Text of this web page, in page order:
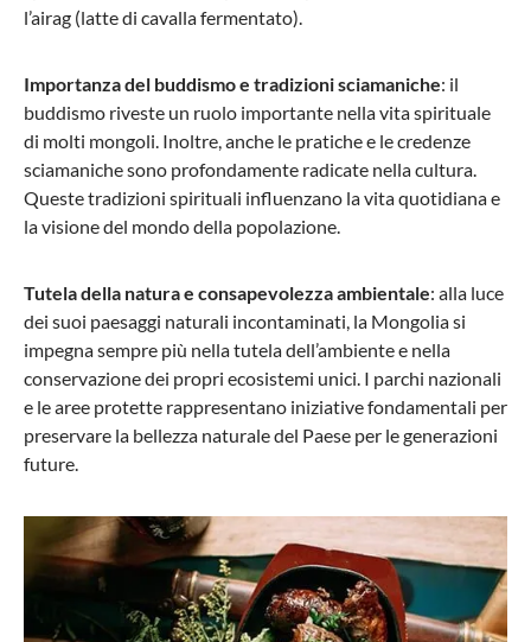
l’airag (latte di cavalla fermentato).
Importanza del buddismo e tradizioni sciamaniche: il
buddismo riveste un ruolo importante nella vita spirituale
di molti mongoli. Inoltre, anche le pratiche e le credenze
sciamaniche sono profondamente radicate nella cultura.
Queste tradizioni spirituali influenzano la vita quotidiana e
la visione del mondo della popolazione.
Tutela della natura e consapevolezza ambientale: alla luce
dei suoi paesaggi naturali incontaminati, la Mongolia si
impegna sempre più nella tutela dell’ambiente e nella
conservazione dei propri ecosistemi unici. I parchi nazionali
e le aree protette rappresentano iniziative fondamentali per
preservare la bellezza naturale del Paese per le generazioni
future.